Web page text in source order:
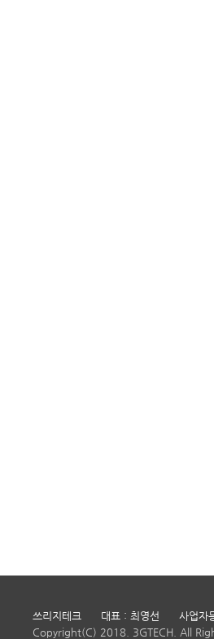
쓰리지테크 대표 : 최영선 사업자
Copyright(C) 2018. 3GTECH. All